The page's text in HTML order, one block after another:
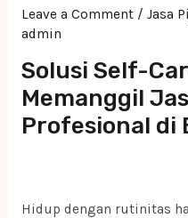
Leave a Comment / Jasa
admin
Solusi Self-
Memanggil
Profesional di
Hidup dengan rutinitas